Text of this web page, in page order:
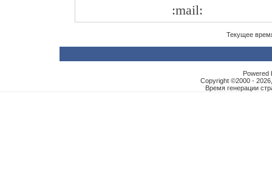
:mail:
Текущее
Powered
Copyright ©2000 -
Время генерации